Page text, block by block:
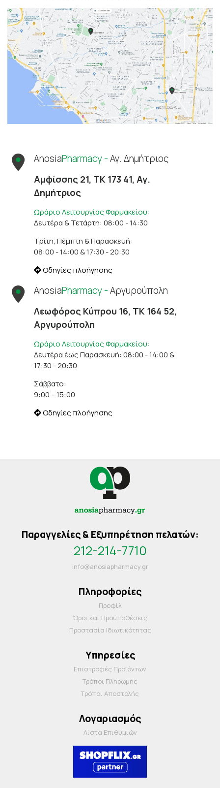
AnosiaPharmacy -Αγ. Δημήτριος
Αμφίσσης 21, ΤΚ 173 41, Αγ.
Δημήτριος
Ωράριο Λειτουργίας Φαρμακείου:
Δευτέρα & Τετάρτη: 08:00 - 14:30
Τρίτη, Πέμπτη & Παρασκευή:
08:00 - 14:00 & 17:30 - 20:30
Οδηγίες πλοήγησης
AnosiaPharmacy -Αργυρούπολη
Λεωφόρος Κύπρου 16, ΤΚ 164 52,
Αργυρούπολη
Ωράριο Λειτουργίας Φαρμακείου:
Δευτέρα έως Παρασκευή: 08:00 - 14:00 &
17:30 - 20:30
Σάββατο:
9:00 – 15:00
Οδηγίες πλοήγησης
Παραγγελίες & Εξυπηρέτηση πελατών:
212-214-7710
info@anosiapharmacy.gr
Πληροφορίες
Προφίλ
Όροι και Προΰποθέσεις
Προστασία Ιδιωτικότητας
Υπηρεσίες
Επιστροφές Προϊόντων
Τρόποι Πληρωμής
Τρόποι Αποστολής
Λογαριασμός
Λίστα Επιθυμιών